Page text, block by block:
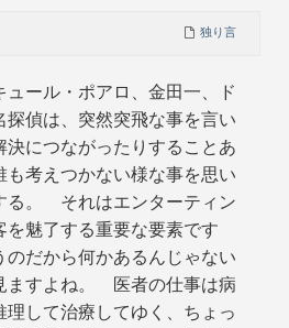
独り言
ール・ポアロ、金田一、ド
探偵は、突然突飛な事を言い
決につながったりすることあ
も考えつかない様な事を思い
る。 それはエンターティン
を魅了する重要な要素です
だから何かあるんじゃない
ますよね。 医者の仕事は病
して治療してゆく、ちょっ